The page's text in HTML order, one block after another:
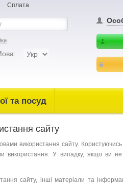
Сплата
та посуд
сайту
використання сайту.
використання. У випадку, якщо ви
сайту, інші матеріали та